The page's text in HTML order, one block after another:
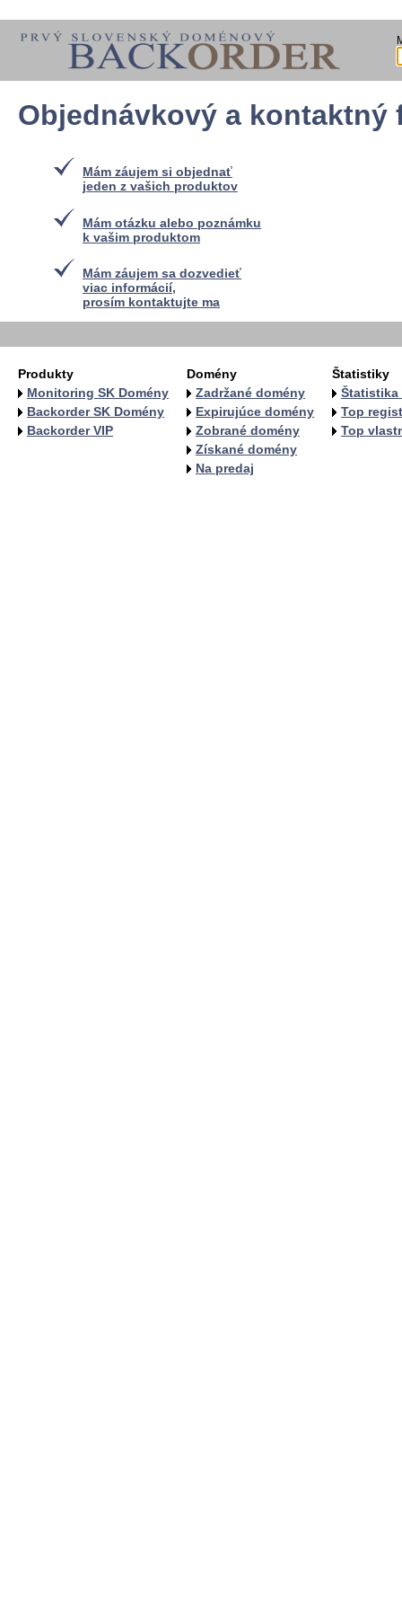
Objednávkový a kontaktný
Mám záujem si objednať
jeden z vašich produktov
Mám otázku alebo poznámku
k vašim produktom
Mám záujem sa dozvedieť
viac informácií,
prosím kontaktujte ma
Produkty
Monitoring SK Domény
Backorder SK Domény
Backorder VIP
Domény
Zadržané domény
Expirujúce domény
Zobrané domény
Získané domény
Na predaj
Štatistiky
Štatistika
Top
Top